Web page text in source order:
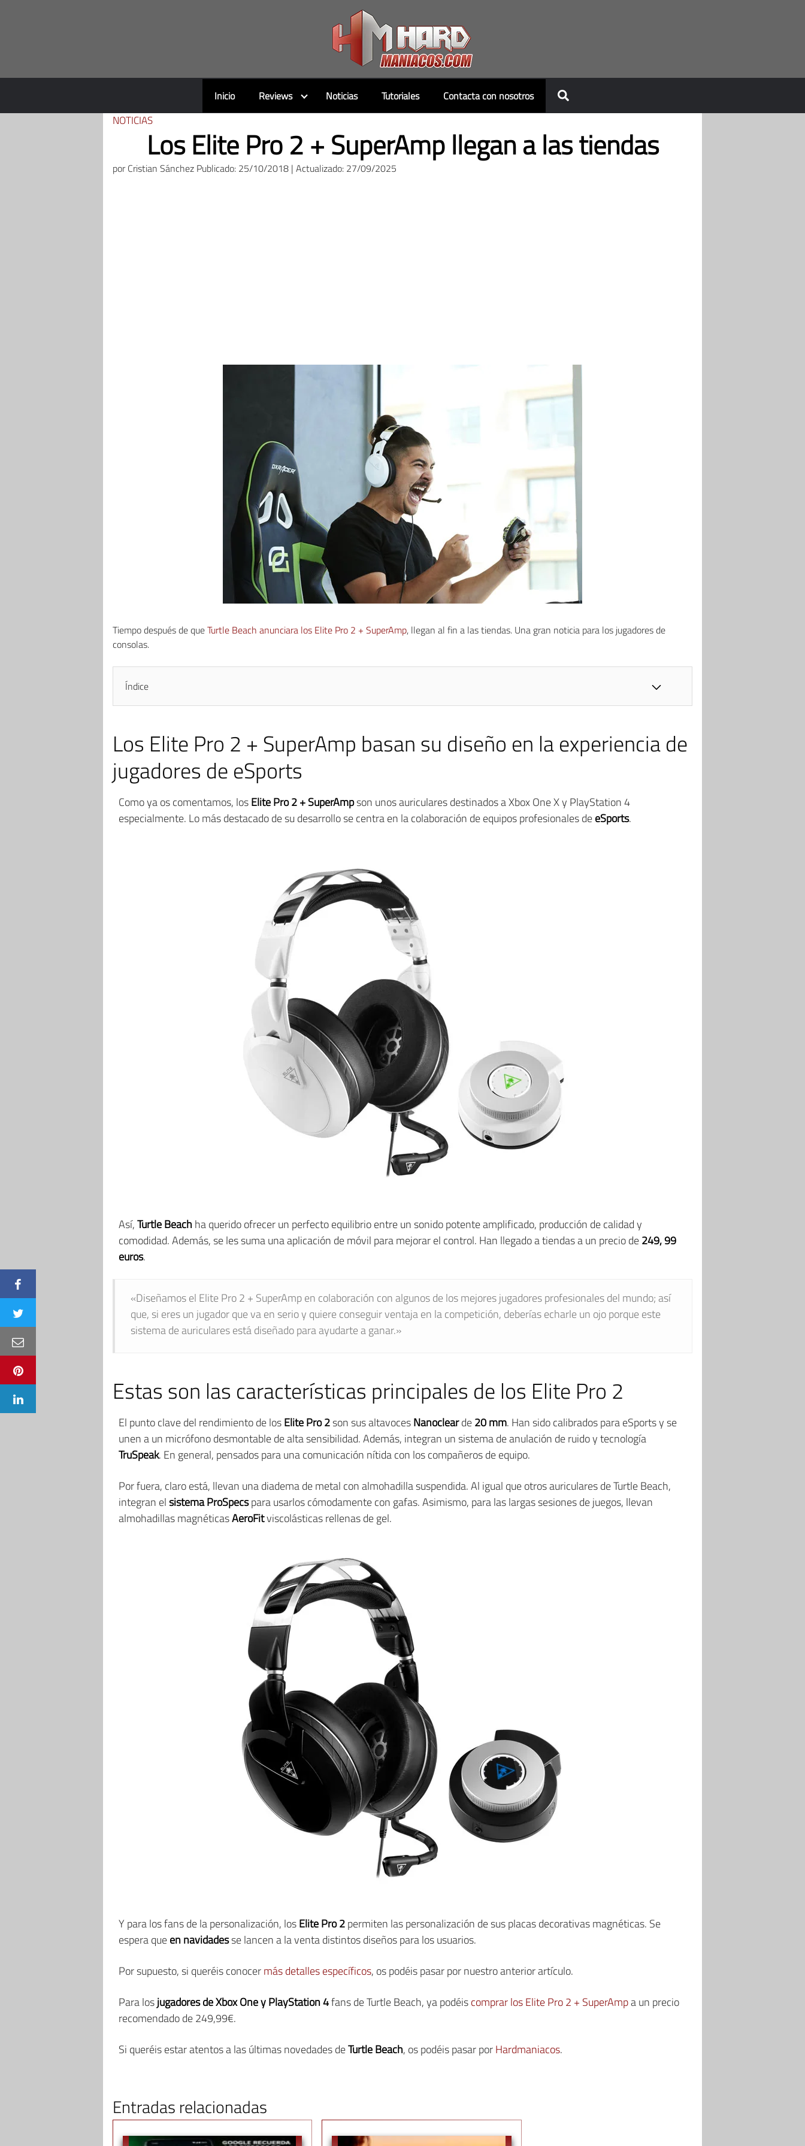
Inicio Reviews Noticias Tutoriales Contacta con nosotros
NOTICIAS
Los Elite Pro 2 + SuperAmp llegan a las tiendas
porCristian Sánchez Publicado: 25/10/2018 | Actualizado: 27/09/2025
Tiempo después de queTurtle Beach anunciara los Elite Pro 2 + SuperAmp, llegan al fin a las tiendas. Una gran noticia para los jugadores de
consolas.
Índice
Los Elite Pro 2 + SuperAmp basan su diseño en la experiencia de
jugadores de eSports
Como ya os comentamos, losElite Pro 2 + SuperAmpson unos auriculares destinados a Xbox One X y PlayStation 4
especialmente. Lo más destacado de su desarrollo se centra en la colaboración de equipos profesionales deeSports.
Así,Turtle Beach ha querido ofrecer un perfecto equilibrio entre un sonido potente amplificado, producción de calidad y
comodidad. Además, se les suma una aplicación de móvil para mejorar el control. Han llegado a tiendas a un precio de249, 99
euros.
«Diseñamos el Elite Pro 2 + SuperAmp en colaboración con algunos de los mejores jugadores profesionales del mundo; así
que, si eres un jugador que va en serio y quiere conseguir ventaja en la competición, deberías echarle un ojo porque este
sistema de auriculares está diseñado para ayudarte a ganar.»
Estas son las características principales de los Elite Pro 2
El punto clave del rendimiento de losElite Pro 2son sus altavocesNanoclearde20 mm. Han sido calibrados para eSports y se
unen a un micrófono desmontable de alta sensibilidad. Además, integran un sistema de anulación de ruido y tecnología
TruSpeak. En general, pensados para una comunicación nítida con los compañeros de equipo.
Por fuera, claro está, llevan una diadema de metal con almohadilla suspendida. Al igual que otros auriculares de Turtle Beach,
integran elsistema ProSpecspara usarlos cómodamente con gafas. Asimismo, para las largas sesiones de juegos, llevan
almohadillas magnéticasAeroFitviscolásticas rellenas de gel.
Y para los fans de la personalización, losElite Pro 2permiten las personalización de sus placas decorativas magnéticas. Se
espera queen navidadesse lancen a la venta distintos diseños para los usuarios.
Por supuesto, si queréis conocermás detalles específicos, os podéis pasar por nuestro anterior artículo.
Para losjugadores de Xbox One y PlayStation 4fans de Turtle Beach, ya podéiscomprar los Elite Pro 2 + SuperAmpa un precio
recomendado de 249,99€.
Si queréis estar atentos a las últimas novedades deTurtle Beach, os podéis pasar porHardmaniacos.
Entradas relacionadas